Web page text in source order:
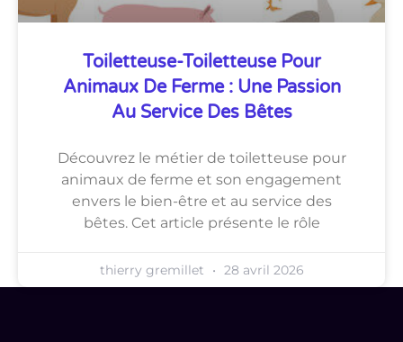
Toiletteuse-Toiletteuse Pour
Animaux De Ferme : Une Passion
Au Service Des Bêtes
Découvrez le métier de toiletteuse pour
animaux de ferme et son engagement
envers le bien-être et au service des
bêtes. Cet article présente le rôle
thierry gremillet 28 avril 2026